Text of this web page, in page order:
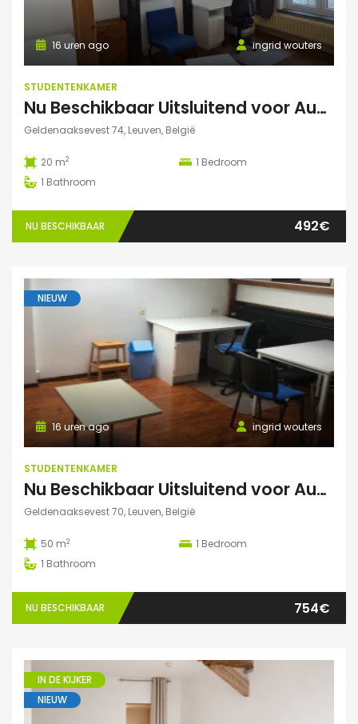
ingrid wouters
16 uren ago
STUDENTENKAMER
Nu Beschikbaar Uitsluitend voor Augustus 2026 in Leuven
Geldenaaksevest 74, Leuven, België
20 m2 1 Bedroom
1 Bathroom
NU BESCHIKBAAR 492€
NIEUW
ingrid wouters
16 uren ago
STUDENTENKAMER
Nu Beschikbaar Uitsluitend voor Augustus 2026 in Leuven Studio
Geldenaaksevest 70, Leuven, België
50 m2 1 Bedroom
1 Bathroom
NU BESCHIKBAAR 754€
IN DE KIJKER
NIEUW